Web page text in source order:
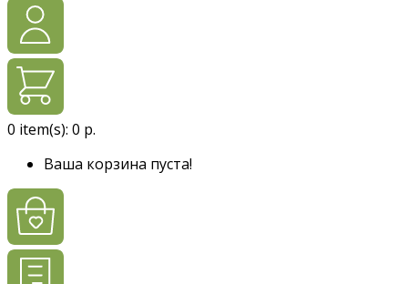
0 item(s): 0 р.
Ваша корзина пуста!